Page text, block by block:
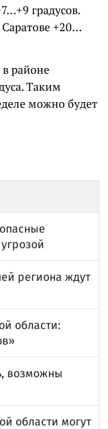
градусов.
+20…
районе
Таким
можно будет
региона ждут
области:
возможны
области могут